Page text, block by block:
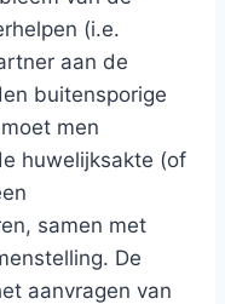
(i.e.
aan de
buitensporige
men
huwelijksakte (of
samen met
De
aanvragen van